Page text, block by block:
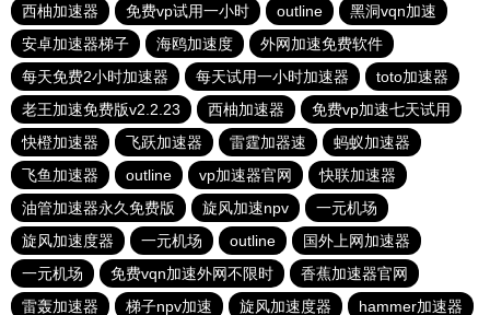
西柚加速器
免费vp试用一小时 outline
黑洞vqn加速
安卓加速器梯子
海鸥加速度
外网加速免费软件
每天免费2小时加速器
每天试用一小时加速器
toto加速器
老王加速免费版v2.2.23
西柚加速器
免费vp加速七天试用
快橙加速器
飞跃加速器 雷霆加器速
蚂蚁加速器
飞鱼加速器
outline vp加速器官网
快联加速器
油管加速器永久免费版
旋风加速npv
一元机场
旋风加速度器
一元机场 outline
国外上网加速器
一元机场
免费vqn加速外网不限时
香蕉加速器官网
雷轰加速器
梯子npv加速 旋风加速度器 hammer加速器